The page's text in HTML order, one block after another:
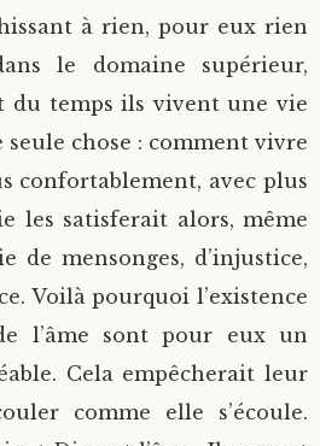
à rien, pour eux rien
le domaine supérieur,
du temps ils vivent une vie
seule chose : comment vivre
confortablement, avec plus
les satisferait alors, même
de mensonges, d’injustice,
Voilà pourquoi l’existence
l’âme sont pour eux un
Cela empêcherait leur
comme elle s’écoule.